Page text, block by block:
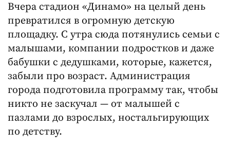
Вчера стадион «Динамо» на целый день
превратился в огромную детскую
площадку. С утра сюда потянулись семьи с
малышами, компании подростков и даже
бабушки с дедушками, которые, кажется,
забыли про возраст. Администрация
города подготовила программу так, чтобы
никто не заскучал — от малышей с
пазлами до взрослых, ностальгирующих
по детству.